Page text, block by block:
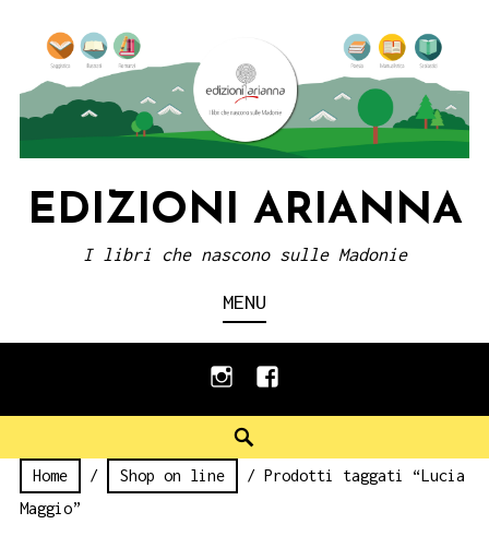
content
EDIZIONI ARIANNA
I libri che nascono sulle Madonie
MENU
instagramfacebook
Home / Shop on line
/ Prodotti taggati “Lucia
Maggio”